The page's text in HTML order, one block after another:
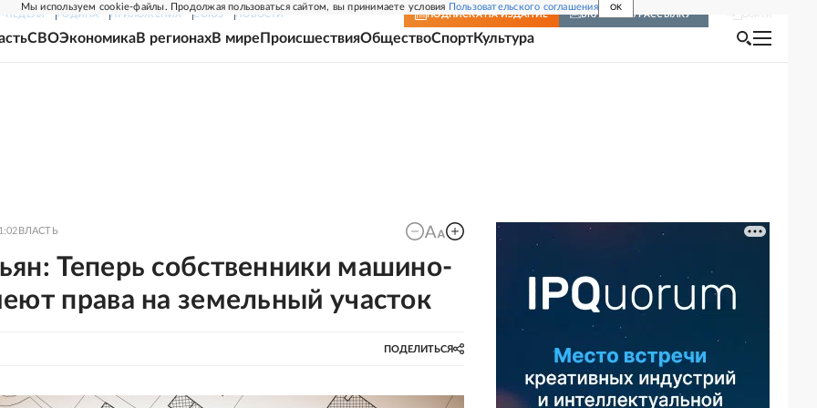
Мы используем cookie-файлы. Продолжая пользоваться сайтом, вы принимаете условия Пользовательского соглашения OK
НЕДЕЛЯ РОДИНА ПРИЛОЖЕНИЯ СОЮЗ НОВОСТИ ПОДПИСКА НА ИЗДАНИЕ ВКЛЮЧИТЬ РАССЫЛКУ
СВОЭкономикаВ регионахВ мире ПроисшествияОбществоСпортКультура
ВЛАСТЬ
Теперь собственники машино-
права на земельный участок
ПОДЕЛИТЬСЯ